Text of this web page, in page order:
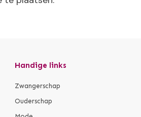
Handige links
Zwangerschap
Ouderschap